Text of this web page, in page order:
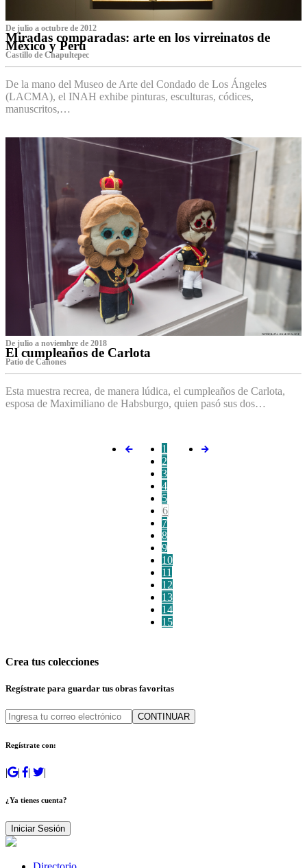
De julio a octubre de 2012
Miradas comparadas: arte en los virreinatos de
México y Perú
Castillo de Chapultepec
De la mano del Museo de Arte del Condado de Los Ángeles
(LACMA), el INAH exhibe pinturas, esculturas, códices,
manuscritos,…
De julio a noviembre de 2018
El cumpleaños de Carlota
Patio de Cañones
Esta muestra recrea, de manera lúdica, el cumpleaños de Carlota,
esposa de Maximiliano de Habsburgo, quien pasó sus dos…
1
2
3
4
5
6
7
8
9
10
11
12
13
14
15
Crea tus colecciones
Regístrate para guardar tus obras favoritas
CONTINUAR
Regístrate con:
| | | |
¿Ya tienes cuenta?
Iniciar Sesión